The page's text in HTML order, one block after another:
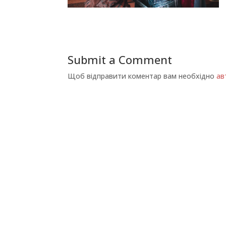
Submit a Comment
Щоб відправити коментар вам необхідно